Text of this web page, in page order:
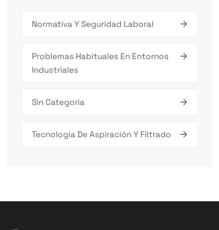
Normativa Y Seguridad Laboral
Problemas Habituales En Entornos
Industriales
Sin Categoría
Tecnología De Aspiración Y Filtrado